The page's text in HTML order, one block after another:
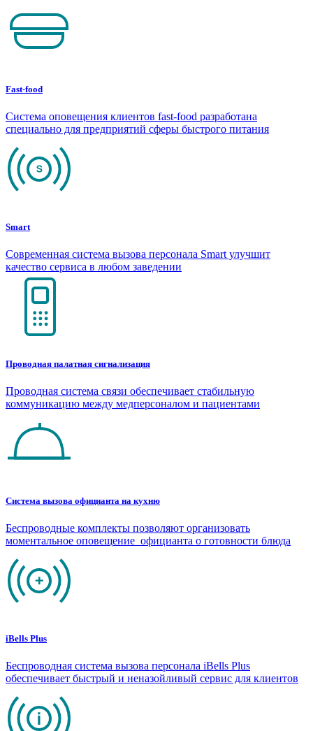
Fast-food
Система оповещения клиентов fast-food разработана
специально для предприятий сферы быстрого питания
Smart
Современная система вызова персонала Smart улучшит
качество сервиса в любом заведении
Проводная палатная сигнализация
Проводная система связи обеспечивает стабильную
коммуникацию между медперсоналом и пациентами
Система вызова официанта на кухню
Беспроводные комплекты позволяют организовать
моментальное оповещение официанта о готовности блюда
iBells Plus
Беспроводная система вызова персонала iBells Plus
обеспечивает быстрый и неназойливый сервис для клиентов